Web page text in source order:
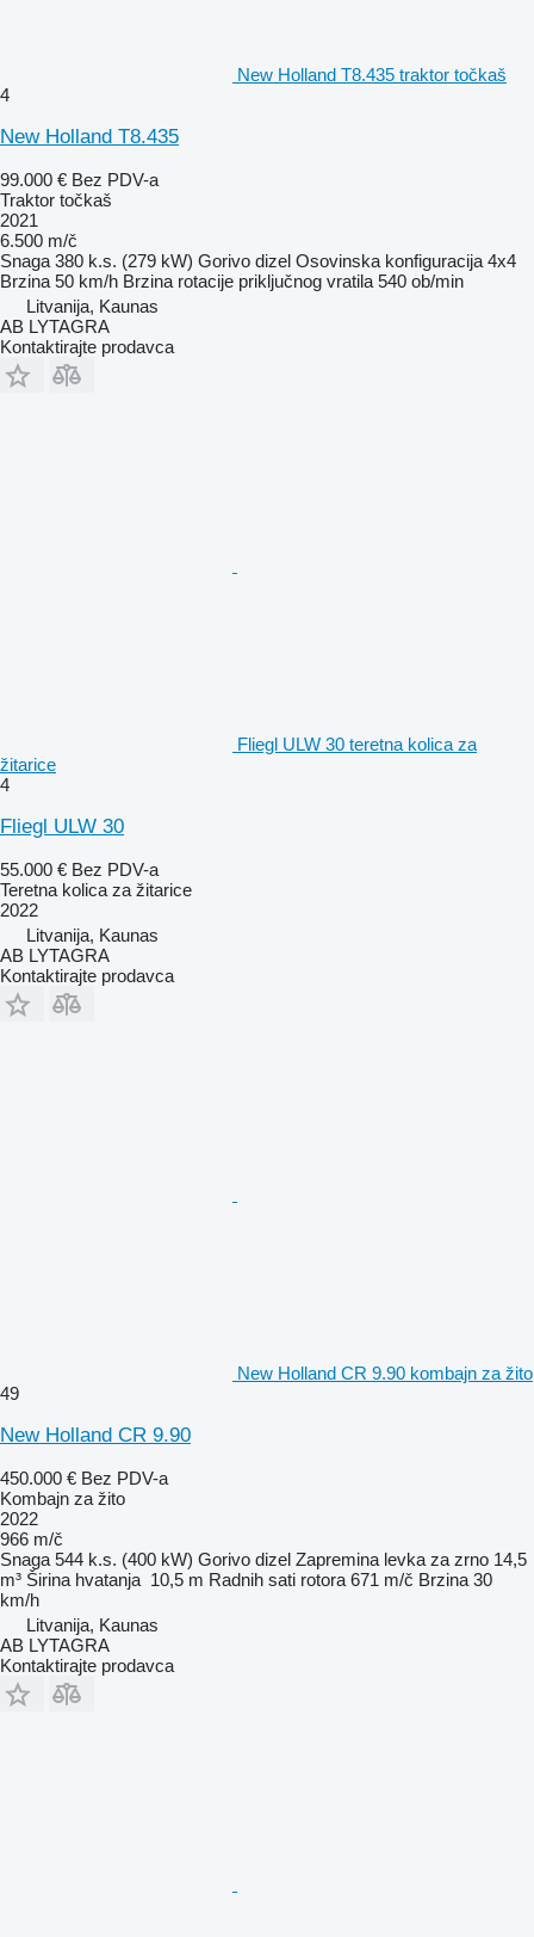
New Holland T8.435 traktor točkaš
4
New Holland T8.435
99.000 € Bez PDV-a
Traktor točkaš
2021
6.500 m/č
Snaga 380 k.s. (279 kW) Gorivo dizel Osovinska konfiguracija 4x4
Brzina 50 km/h Brzina rotacije priključnog vratila 540 ob/min
Litvanija, Kaunas
AB LYTAGRA
Kontaktirajte prodavca
Fliegl ULW 30 teretna kolica za
žitarice
4
Fliegl ULW 30
55.000 € Bez PDV-a
Teretna kolica za žitarice
2022
Litvanija, Kaunas
AB LYTAGRA
Kontaktirajte prodavca
New Holland CR 9.90 kombajn za žito
49
New Holland CR 9.90
450.000 € Bez PDV-a
Kombajn za žito
2022
966 m/č
Snaga 544 k.s. (400 kW) Gorivo dizel Zapremina levka za zrno 14,5
m³ Širina hvatanja 10,5 m Radnih sati rotora 671 m/č Brzina 30
km/h
Litvanija, Kaunas
AB LYTAGRA
Kontaktirajte prodavca